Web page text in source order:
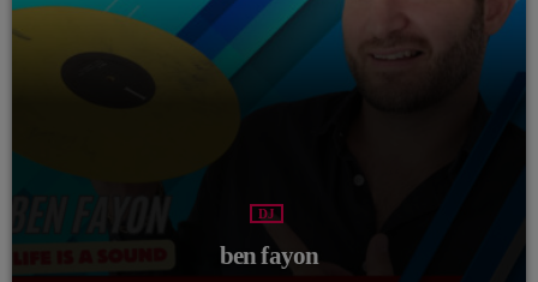
DJ
ben fayon